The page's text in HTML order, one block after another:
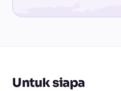
Untuk siapa